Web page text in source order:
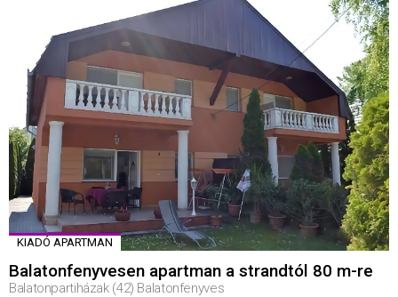
KIADÓ APARTMAN
Balatonfenyvesen apartman a strandtól 80 m-re
Balatonpartiházak (42) Balatonfenyves